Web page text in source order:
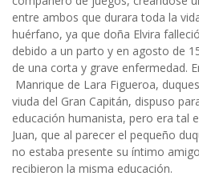
entre ambos que durara toda la
huérfano, ya que doña Elvira
debido a un parto y en agosto de
de una corta y grave enfermedad.
Manrique de Lara Figueroa,
viuda del Gran Capitán, dispuso
educación humanista, pero era tal
Juan, que al parecer el pequeño
no estaba presente su íntimo
recibieron la misma educación.